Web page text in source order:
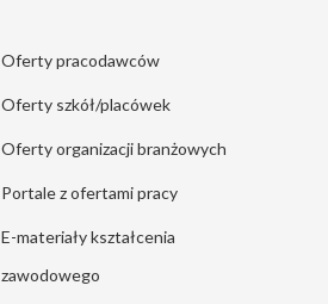
Oferty pracodawców
Oferty szkół/placówek
Oferty organizacji branżowych
Portale z ofertami pracy
E-materiały kształcenia
zawodowego